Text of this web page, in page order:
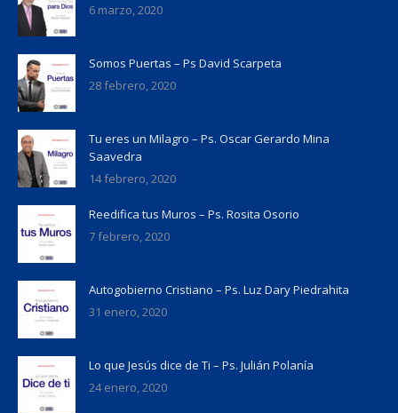
6 marzo, 2020
Somos Puertas – Ps David Scarpeta
28 febrero, 2020
Tu eres un Milagro – Ps. Oscar Gerardo Mina
Saavedra
14 febrero, 2020
Reedifica tus Muros – Ps. Rosita Osorio
7 febrero, 2020
Autogobierno Cristiano – Ps. Luz Dary Piedrahita
31 enero, 2020
Lo que Jesús dice de Ti – Ps. Julián Polanía
24 enero, 2020